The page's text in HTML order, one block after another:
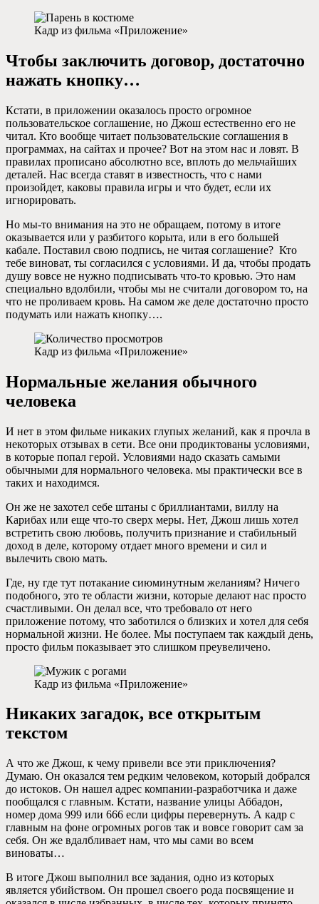
Кадр из фильма «Приложение»
Чтобы заключить договор, достаточно
нажать кнопку…
Кстати, в приложении оказалось просто огромное
пользовательское соглашение, но Джош естественно его не
читал. Кто вообще читает пользовательские соглашения в
программах, на сайтах и прочее? Вот на этом нас и ловят. В
правилах прописано абсолютно все, вплоть до мельчайших
деталей. Нас всегда ставят в известность, что с нами
произойдет, каковы правила игры и что будет, если их
игнорировать.
Но мы-то внимания на это не обращаем, потому в итоге
оказывается или у разбитого корыта, или в его большей
кабале. Поставил свою подпись, не читая соглашение? Кто
тебе виноват, ты согласился с условиями. И да, чтобы продать
душу вовсе не нужно подписывать что-то кровью. Это нам
специально вдолбили, чтобы мы не считали договором то, на
что не проливаем кровь. На самом же деле достаточно просто
подумать или нажать кнопку….
Кадр из фильма «Приложение»
Нормальные желания обычного
человека
И нет в этом фильме никаких глупых желаний, как я прочла в
некоторых отзывах в сети. Все они продиктованы условиями,
в которые попал герой. Условиями надо сказать самыми
обычными для нормального человека. мы практически все в
таких и находимся.
Он же не захотел себе штаны с бриллиантами, виллу на
Карибах или еще что-то сверх меры. Нет, Джош лишь хотел
встретить свою любовь, получить признание и стабильный
доход в деле, которому отдает много времени и сил и
вылечить свою мать.
Где, ну где тут потакание сиюминутным желаниям? Ничего
подобного, это те области жизни, которые делают нас просто
счастливыми. Он делал все, что требовало от него
приложение потому, что заботился о близких и хотел для себя
нормальной жизни. Не более. Мы поступаем так каждый день,
просто фильм показывает это слишком преувеличено.
Кадр из фильма «Приложение»
Никаких загадок, все открытым
текстом
А что же Джош, к чему привели все эти приключения?
Думаю. Он оказался тем редким человеком, который добрался
до истоков. Он нашел адрес компании-разработчика и даже
пообщался с главным. Кстати, название улицы Аббадон,
номер дома 999 или 666 если цифры перевернуть. А кадр с
главным на фоне огромных рогов так и вовсе говорит сам за
себя. Он же вдалбливает нам, что мы сами во всем
виноваты…
В итоге Джош выполнил все задания, одно из которых
является убийством. Он прошел своего рода посвящение и